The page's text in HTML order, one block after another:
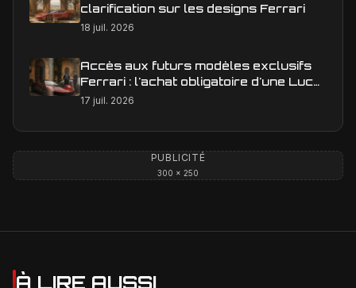
clarification sur les designs Ferrari
18 juil. 2026
Accès aux futurs modèles exclusifs
Ferrari : l'achat obligatoire d'une Luce
est-il une réalité ?
17 juil. 2026
PUBLICITÉ
300 × 250
À LIRE AUSSI